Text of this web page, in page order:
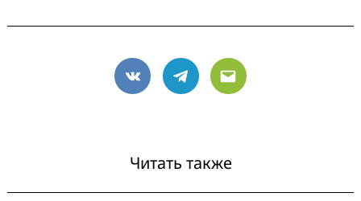
VK Telegram
Email
Читать также